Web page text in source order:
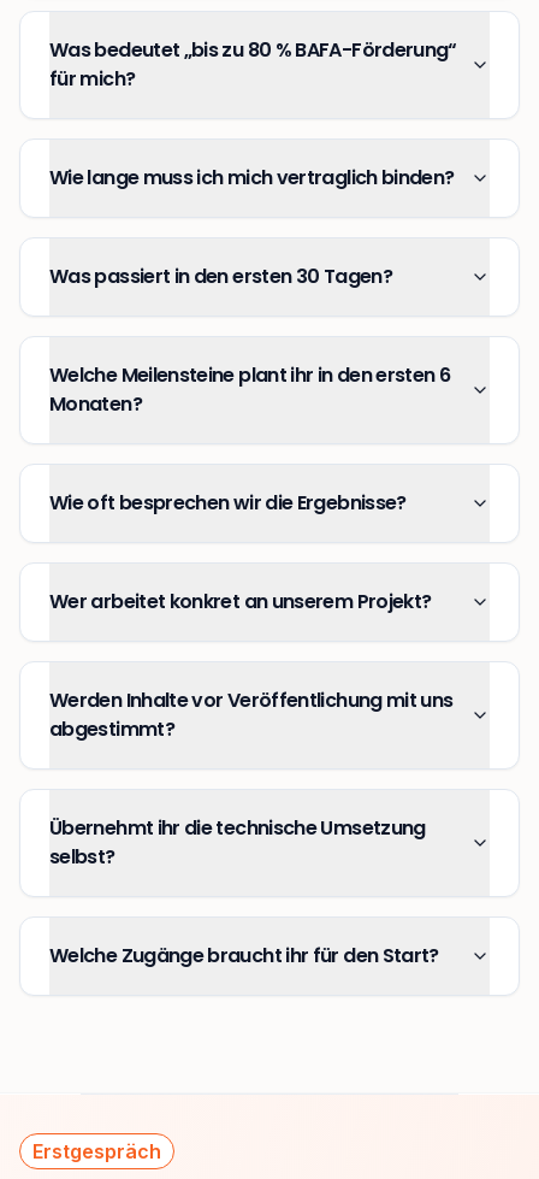
Was bedeutet „bis zu 80 % BAFA-Förderung“
für mich?
Wie lange muss ich mich vertraglich binden?
Was passiert in den ersten 30 Tagen?
Welche Meilensteine plant ihr in den ersten 6
Monaten?
Wie oft besprechen wir die Ergebnisse?
Wer arbeitet konkret an unserem Projekt?
Werden Inhalte vor Veröffentlichung mit uns
abgestimmt?
Übernehmt ihr die technische Umsetzung
selbst?
Welche Zugänge braucht ihr für den Start?
Erstgespräch